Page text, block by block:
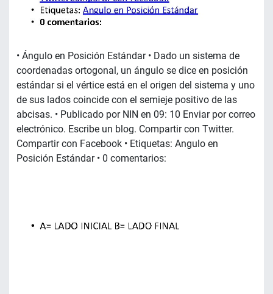
• Ángulo en Posición Estándar • Dado un sistema de
coordenadas ortogonal, un ángulo se dice en posición
estándar si el vértice está en el origen del sistema y uno
de sus lados coincide con el semieje positivo de las
abcisas. • Publicado por NIN en 09: 10 Enviar por correo
electrónico. Escribe un blog. Compartir con Twitter.
Compartir con Facebook • Etiquetas: Angulo en
Posición Estándar • 0 comentarios: